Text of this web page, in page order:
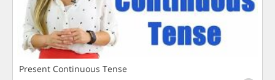
Present Continuous Tense